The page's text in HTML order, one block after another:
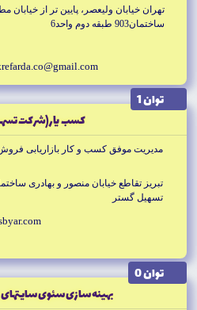
تهران خيابان وليعصر، پايين تر از خيابان
ساختمان903 طبقه دوم واحد6
توان 1
كسب يار(شركت
مديريت موفق كسب و كار بازاريابى
تبريز تقاطع خيابان منصور و بهادرى
تسهيل گستر
توان 0
بهينه سازى سئوى